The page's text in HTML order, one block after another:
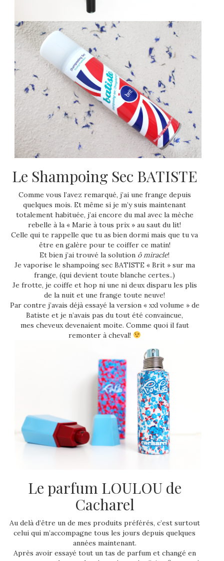
Le Shampoing Sec BATISTE
Comme vous l’avez remarqué, j’ai une frange depuis
quelques mois. Et même si je m’y suis maintenant
totalement habituée, j’ai encore du mal avec la mèche
rebelle à la « Marie à tous prix » au saut du lit!
Celle qui te rappelle que tu as bien dormi mais que tu va
être en galère pour te coiffer ce matin!
Et bien j’ai trouvé la solution ô miracle!
Je vaporise le shampoing sec BATISTE « Brit » sur ma
frange, (qui devient toute blanche certes..)
Je frotte, je coiffe et hop ni une ni deux disparu les plis
de la nuit et une frange toute neuve!
Par contre j’avais déjà essayé la version « xxl volume » de
Batiste et je n’avais pas du tout été convaincue,
mes cheveux devenaient moite. Comme quoi il faut
remonter à cheval!
Le parfum LOULOU de
Cacharel
Au delà d’être un de mes produits préférés, c’est surtout
celui qui m’accompagne tous les jours depuis quelques
années maintenant.
Après avoir essayé tout un tas de parfum et changé en